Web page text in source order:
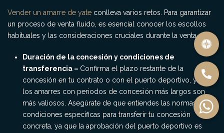
Vender un amarre de yate conlleva varios retos. Para garantizar
un proceso de venta fluido, es esencial conocer los escollos
habituales y las consideraciones cruciales durante la venta.
Duración de la concesión y condiciones de
transferencia – Confirma el plazo restante de la
concesión en tu contrato o con el puerto deportivo, ya que
los amarres con periodos de concesión más largos son
más valiosos. Asegúrate de que entiendes las normas y
condiciones específicas para transferir tu concesión
concreta, ya que la aprobación del puerto deportivo es